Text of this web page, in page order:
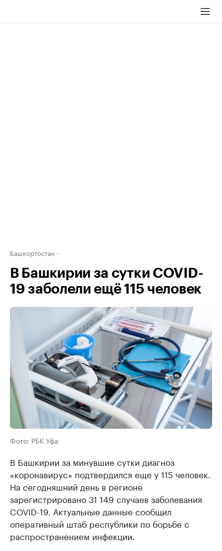
Башкортостан
В Башкирии за сутки COVID-
19 заболели ещё 115 человек
Фото: РБК Уфа
В Башкирии за минувшие сутки диагноз
«коронавирус» подтвердился еще у 115 человек.
На сегодняшний день в регионе
зарегистрировано 31 149 случаев заболевания
COVID-19. Актуальные данные сообщил
оперативный штаб республики по борьбе с
распространением инфекции.